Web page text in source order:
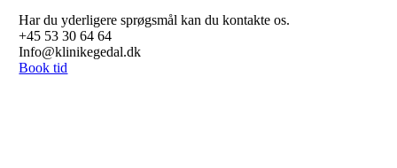
Har du yderligere sprøgsmål kan du kontakte os.
+45 53 30 64 64
Info@klinikegedal.dk
Book tid